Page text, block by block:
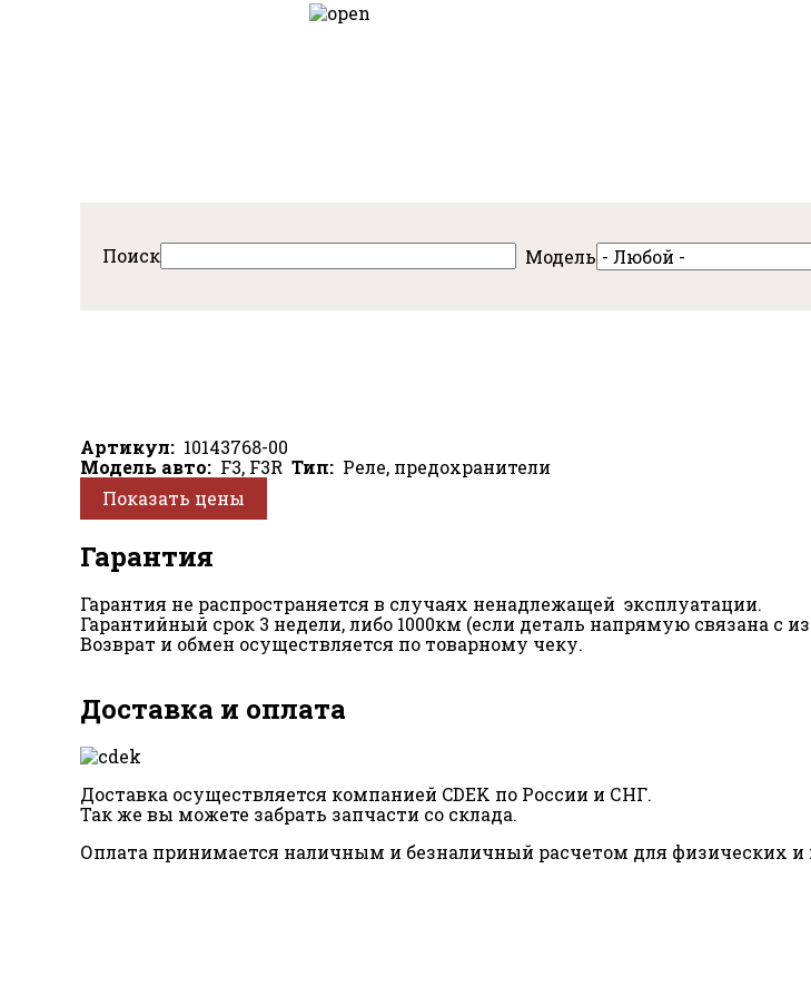
Поиск Модель
Артикул
10143768-00
Модель авто
F3, F3R Тип
Реле, предохранители
Показать цены
Гарантия
Гарантия не распространяется в случаях ненадлежащей эксплуатации.
Гарантийный срок 3 недели, либо 1000км (если деталь напрямую связана с
Возврат и обмен осуществляется по товарному чеку.
Доставка и оплата
Доставка осуществляется компанией CDEK по России и СНГ.
Так же вы можете забрать запчасти со склада.
Оплата принимается наличным и безналичный расчетом для физических